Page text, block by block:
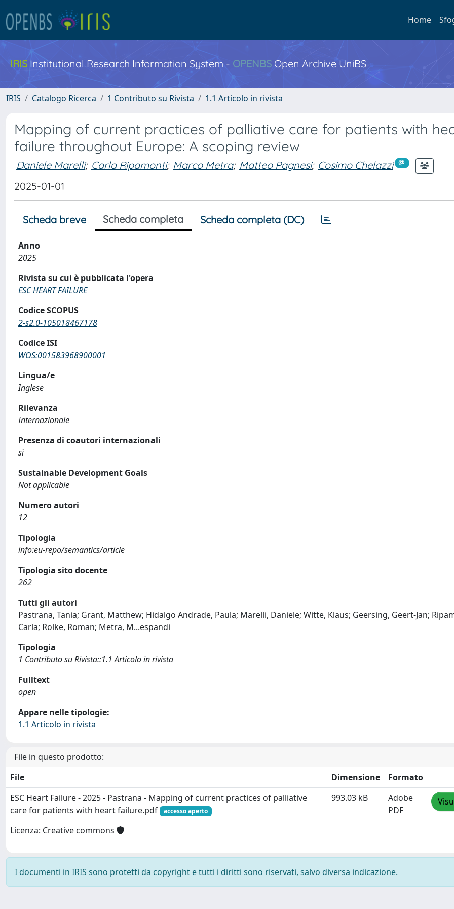
Home
IRIS Institutional Research Information System - OPENBS Open Archive UniBS
IRIS Catalogo Ricerca 1 Contributo su Rivista 1.1 Articolo in rivista
Mapping of current practices of palliative care for patients with
failure throughout Europe: A scoping review
Daniele Marelli; Carla Ripamonti; Marco Metra; Matteo Pagnesi; Cosimo Chelazzi
2025-01-01
Scheda breve Scheda completa Scheda completa (DC)
Anno
2025
Rivista su cui è pubblicata l'opera
ESC HEART FAILURE
Codice SCOPUS
2-s2.0-105018467178
Codice ISI
WOS:001583968900001
Lingua/e
Inglese
Rilevanza
Internazionale
Presenza di coautori internazionali
sì
Sustainable Development Goals
Not applicable
Numero autori
12
Tipologia
info:eu-repo/semantics/article
Tipologia sito docente
262
Tutti gli autori
Pastrana, Tania; Grant, Matthew; Hidalgo Andrade, Paula; Marelli, Daniele; Witte, Klaus; Geersing, Geert-Jan;
Carla; Rolke, Roman; Metra, M...espandi
Tipologia
1 Contributo su Rivista::1.1 Articolo in rivista
Fulltext
open
Appare nelle tipologie:
1.1 Articolo in rivista
File in questo prodotto:
File
Dimensione
Formato
ESC Heart Failure - 2025 - Pastrana - Mapping of current practices of palliative
care for patients with heart failure.pdf
accesso aperto
Licenza: Creative commons
993.03 kB
Adobe
PDF
I documenti in IRIS sono protetti da copyright e tutti i diritti sono riservati, salvo diversa indicazione.